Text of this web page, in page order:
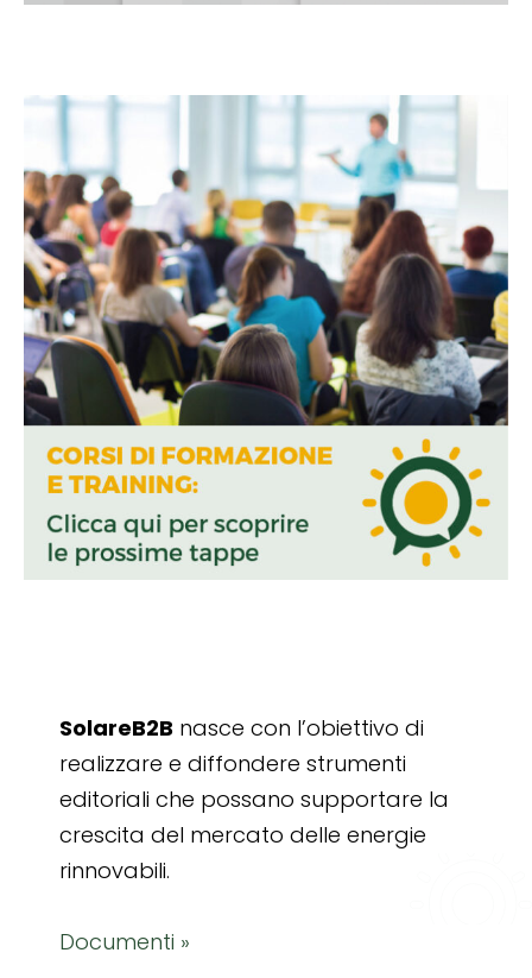
SolareB2B nasce con l’obiettivo di
realizzare e diffondere strumenti
editoriali che possano supportare la
crescita del mercato delle energie
rinnovabili.
Documenti »